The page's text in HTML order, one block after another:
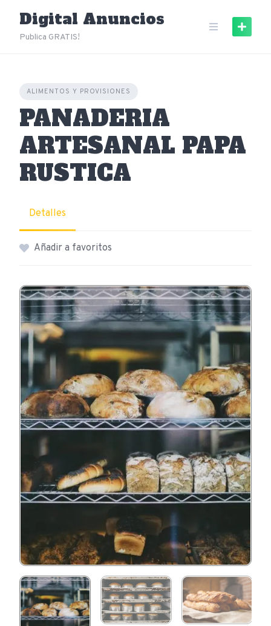
content
Digital Anuncios
Publica GRATIS!
ALIMENTOS Y PROVISIONES
PANADERIA
ARTESANAL PAPA
RUSTICA
Detalles
Añadir a favoritos